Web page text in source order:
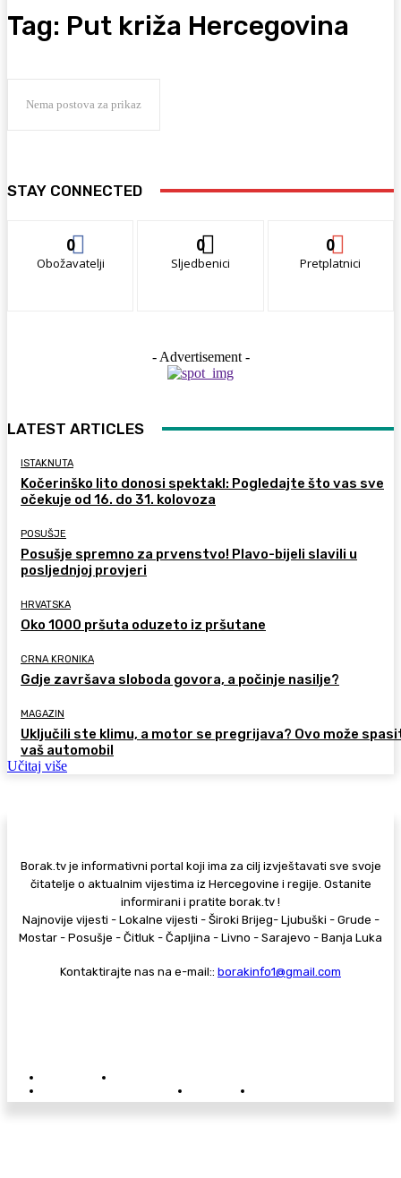
Tag: Put križa Hercegovina
Nema postova za prikaz
STAY CONNECTED
0
Obožavatelji
0
Sljedbenici
0
Pretplatnici
- Advertisement -
LATEST ARTICLES
ISTAKNUTA
Kočerinško lito donosi spektakl: Pogledajte što vas sve
očekuje od 16. do 31. kolovoza
POSUŠJE
Posušje spremno za prvenstvo! Plavo-bijeli slavili u
posljednjoj provjeri
HRVATSKA
Oko 1000 pršuta oduzeto iz pršutane
CRNA KRONIKA
Gdje završava sloboda govora, a počinje nasilje?
MAGAZIN
Uključili ste klimu, a motor se pregrijava? Ovo može
vaš automobil
Učitaj više
Borak.tv je informativni portal koji ima za cilj izvještavati sve svoje
čitatelje o aktualnim vijestima iz Hercegovine i regije. Ostanite
informirani i pratite borak.tv !
Najnovije vijesti - Lokalne vijesti - Široki Brijeg- Ljubuški - Grude -
Mostar - Posušje - Čitluk - Čapljina - Livno - Sarajevo - Banja Luka
Kontaktirajte nas na e-mail:: borakinfo1@gmail.com